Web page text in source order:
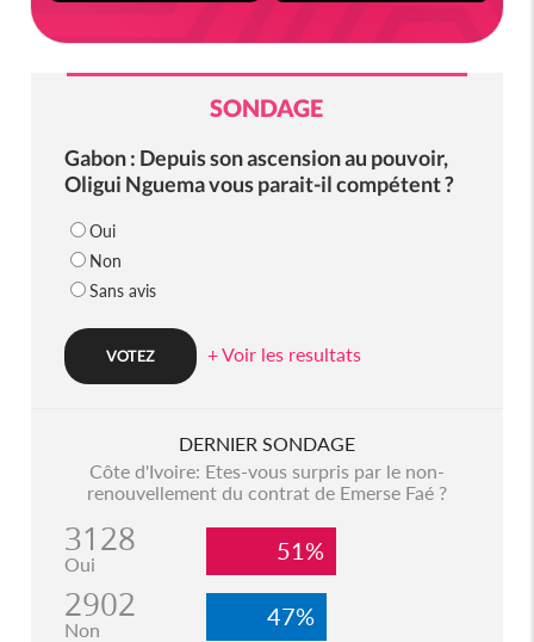
SONDAGE
Gabon : Depuis son ascension au pouvoir,
Oligui Nguema vous parait-il compétent ?
Oui
Non
Sans avis
+ Voir les resultats
DERNIER SONDAGE
Côte d'Ivoire: Etes-vous surpris par le non-
renouvellement du contrat de Emerse Faé ?
3128
Oui 51%
2902
Non 47%